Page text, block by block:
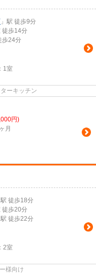
」駅 徒歩9分
徒歩14分
歩24分
1室
ーキッチン
円)
月
駅 徒歩18分
徒歩20分
駅 徒歩22分
2室
様向け